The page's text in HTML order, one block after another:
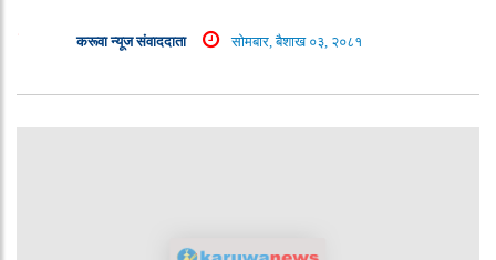
करूवा न्यूज संवाददाता सोमबार, बैशाख ०३, २०८१